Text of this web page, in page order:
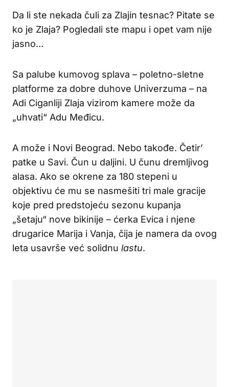
Da li ste nekada čuli za Zlajin tesnac? Pitate se
ko je Zlaja? Pogledali ste mapu i opet vam nije
jasno…
Sa palube kumovog splava – poletno-sletne
platforme za dobre duhove Univerzuma – na
Adi Ciganliji Zlaja vizirom kamere može da
„uhvati“ Adu Međicu.
A može i Novi Beograd. Nebo takođe. Četir’
patke u Savi. Čun u daljini. U čunu dremljivog
alasa. Ako se okrene za 180 stepeni u
objektivu će mu se nasmešiti tri male gracije
koje pred predstojeću sezonu kupanja
„šetaju“ nove bikinije – ćerka Evica i njene
drugarice Marija i Vanja, čija je namera da ovog
leta usavrše već solidnu lastu.